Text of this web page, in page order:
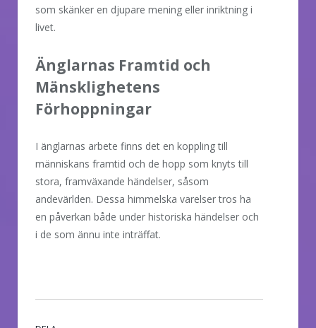
som skänker en djupare mening eller inriktning i
livet.
Änglarnas Framtid och
Mänsklighetens
Förhoppningar
I änglarnas arbete finns det en koppling till
människans framtid och de hopp som knyts till
stora, framväxande händelser, såsom
andevärlden. Dessa himmelska varelser tros ha
en påverkan både under historiska händelser och
i de som ännu inte inträffat.